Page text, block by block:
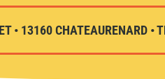
• 13160 CHATEAURENARD •